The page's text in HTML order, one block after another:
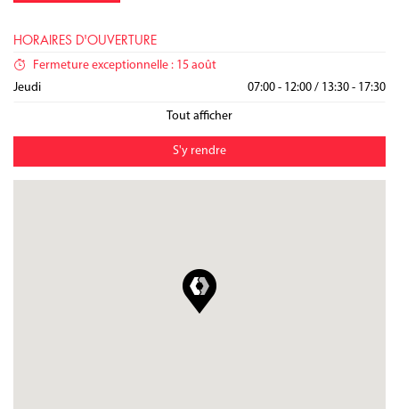
HORAIRES D'OUVERTURE
Fermeture exceptionnelle : 15 août
Lundi
07:00 - 12:00 / 13:30 - 17:30
Mardi 07:00 - 12:00 / 13:30 - 17:30
Mercredi 07:00 - 12:00 / 13:30 - 17:30
Jeudi 07:00 - 12:00 / 13:30 - 17:30
Tout afficher
S'y rendre